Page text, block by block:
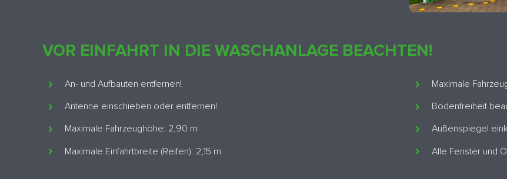
VOR EINFAHRT IN DIE WASCHANLAGE BEACHTEN!
An- und Aufbauten entfernen!
Antenne einschieben oder entfernen!
Maximale Fahrzeughöhe: 2,90 m
Maximale Einfahrtbreite (Reifen): 2,15 m
Maximale
Bodenfreiheit
Außenspiegel
Alle Fenster und